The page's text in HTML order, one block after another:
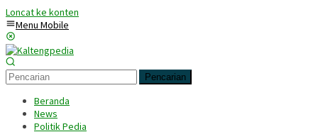
Loncat ke konten
Menu Mobile
Pencarian
Beranda
News
Politik Pedia